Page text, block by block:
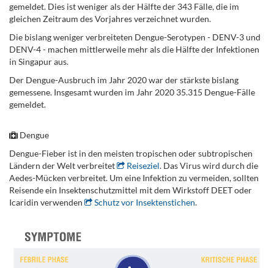
gemeldet. Dies ist weniger als der Hälfte der 343 Fälle, die im
gleichen Zeitraum des Vorjahres verzeichnet wurden.
Die bislang weniger verbreiteten Dengue-Serotypen - DENV-3 und
DENV-4 - machen mittlerweile mehr als die Hälfte der Infektionen
in Singapur aus.
Der Dengue-Ausbruch im Jahr 2020 war der stärkste bislang
gemessene. Insgesamt wurden im Jahr 2020 35.315 Dengue-Fälle
gemeldet.
Dengue
Dengue-Fieber ist in den meisten tropischen oder subtropischen
Ländern der Welt verbreitet
Reiseziel. Das Virus wird durch die
Aedes-Mücken verbreitet. Um eine Infektion zu vermeiden, sollten
Reisende ein Insektenschutzmittel mit dem Wirkstoff DEET oder
Icaridin verwenden
Schutz vor Insektenstichen.